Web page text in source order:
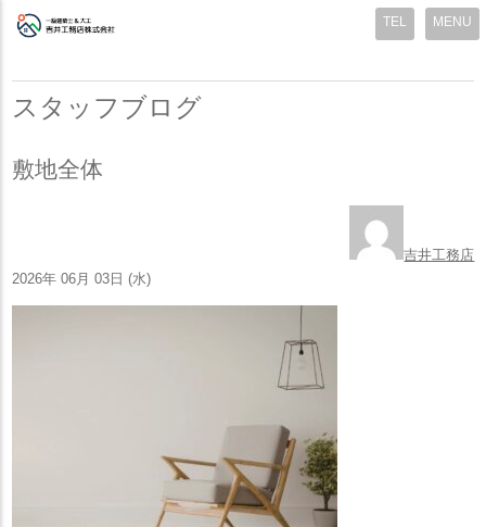
MENU
スタッフブログ
敷地全体
吉井工務店
2026年 06月 03日 (水)